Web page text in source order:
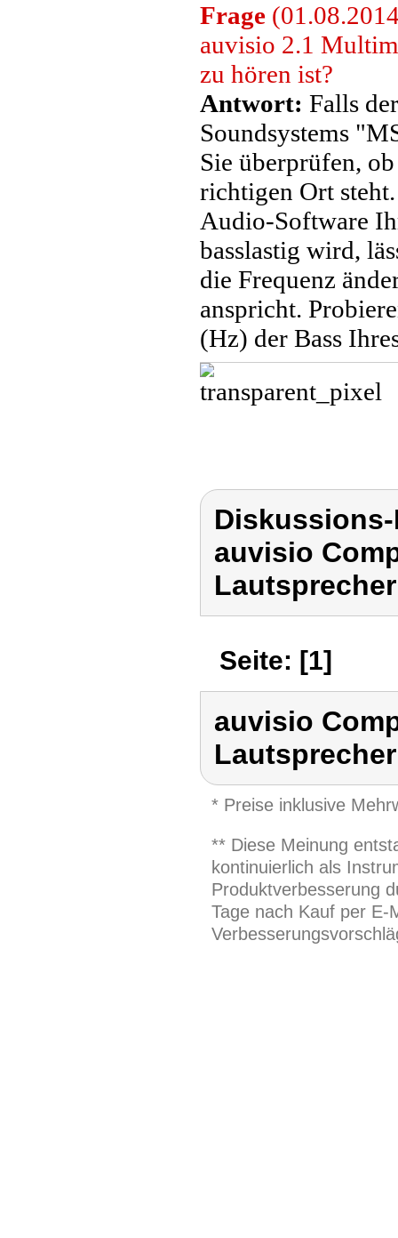
Frage
auvisio 2.1
zu hören ist?
Antwort: Falls
Soundsystems
Sie überprüfen,
richtigen Ort
Audio-Software
basslastig wird,
die Frequenz
anspricht.
(Hz) der Bass
auvisio
Seite: [1]
auvisio
* Preise inklusive
** Diese Meinung
kontinuierlich als
Produktverbesserung
Tage nach Kauf per E-